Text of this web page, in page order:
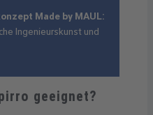
Made by MAUL:
Ingenieurskunst und
geeignet?